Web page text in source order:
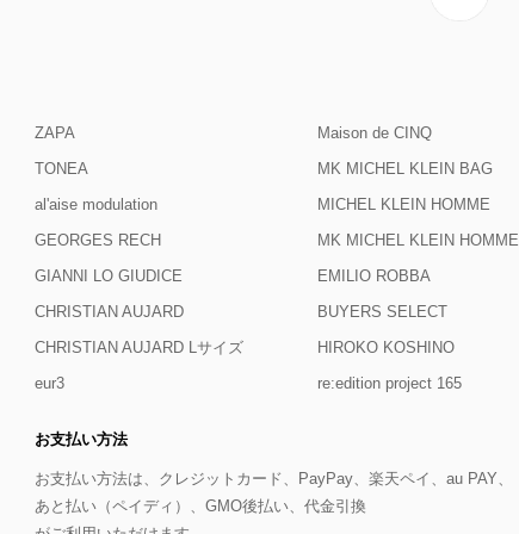
ZAPA
TONEA
al'aise modulation
GEORGES RECH
GIANNI LO GIUDICE
CHRISTIAN AUJARD
CHRISTIAN AUJARD Lサイズ
eur3
Maison de CINQ
MK MICHEL KLEIN BAG
MICHEL KLEIN HOMME
MK MICHEL KLEIN HOMME
EMILIO ROBBA
BUYERS SELECT
HIROKO KOSHINO
re:edition project 165
お支払い方法
お支払い方法は、クレジットカード、PayPay、楽天ペイ、au PAY、
あと払い（ペイディ）、GMO後払い、代金引換